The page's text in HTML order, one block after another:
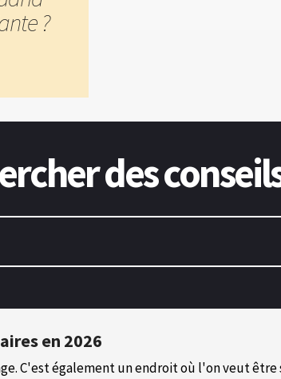
en 2026
C'est également un endroit où l'on veut
?
des